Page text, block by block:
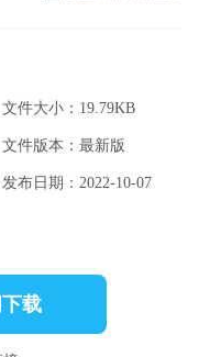
文件大小：19.79KB
文件版本：最新版
发布日期：2022-10-07
载